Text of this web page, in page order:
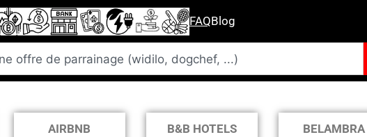
FAQBlog
Offres de Parrainage
Voyages & Vacances
AIRBNB B&B HOTELS BELAMBRA